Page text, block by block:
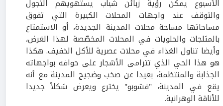
الأسبوع يمكن رؤية زبائن شباب يستهويهم التجول
والتوقف عند واجهات المحلات الكبيرة التي تفوق
مساحاتها مساحة محلات المدينة الجديدة، أو الاستمتاع
بالمثلجات والحلويات في المحلات المخصّصة لهذا الغرض،
وأيضا تناول الغذاء في محلات عصرية للأكل الخفيف. هكذا
هو هذا الحي الذي تترامى الأشجار على حوافه بواجهاته
الجذابة والمنتظمة، بعيدا عن صخب وضجيج المدينة مع أنه
يقع في المدينة، "فشوبو" يخترع ويعرض شكلاً جديدا
للأناقة الوهرانية.